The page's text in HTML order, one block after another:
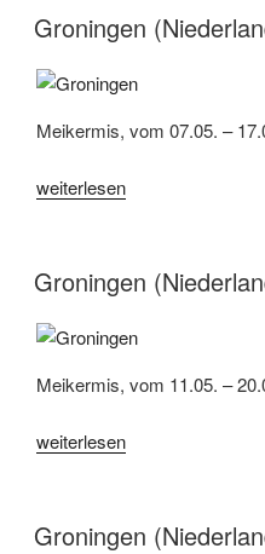
Groningen
Meikermis, vom 07.05. –
„Groningen
2015“
weiterlesen
Groningen
Meikermis, vom 11.05. –
„Groningen
2012“
weiterlesen
Groningen